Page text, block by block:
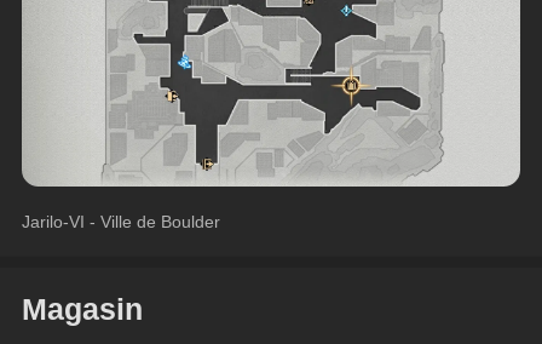
Jarilo-VI - Ville de Boulder
Magasin